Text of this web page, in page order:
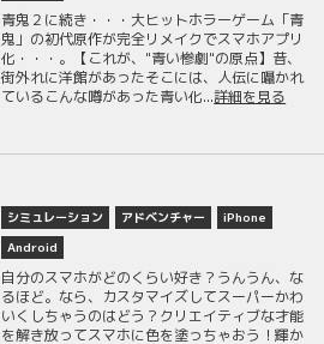
青鬼２に続き・・・大ヒットホラーゲーム「青
鬼」の初代原作が完全リメイクでスマホアプリ
化・・・。【これが、"青い惨劇"の原点】昔、
街外れに洋館があったそこには、人伝に囁かれ
ているこんな噂があった青い化...詳細を見る
シミュレーション アドベンチャー
iPhone
Android
自分のスマホがどのくらい好き？うんうん、な
るほど。なら、カスタマイズしてスーパーかわ
いくしちゃうのはどう？クリエイティブな才能
を解き放ってスマホに色を塗っちゃおう！輝か